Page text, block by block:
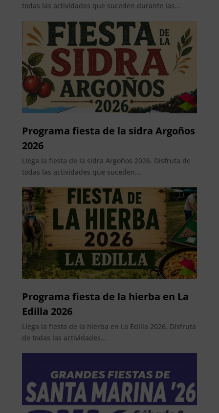
todas las actividades que suceden durante las...
Programa fiesta de la sidra Argoños
2026
Llega la fiesta de la sidra Argoños 2026. Disfruta de
todas las actividades que suceden...
Programa fiesta de la hierba en La
Edilla 2026
Llega la fiesta de la hierba en La Edilla 2026. Disfruta
de todas las actividades...